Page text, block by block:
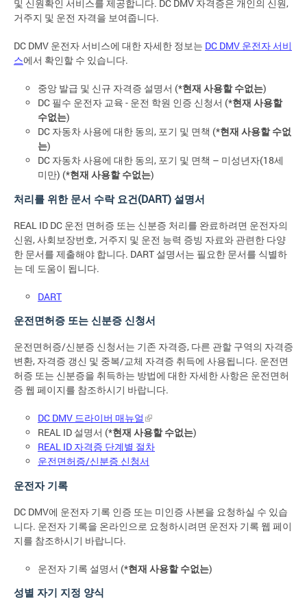
및 신원확인 서비스를 제공합니다. DC DMV 자격증은 개인의 신원,
거주지 및 운전 자격을 보여줍니다.
DC DMV 운전자 서비스에 대한 자세한 정보는 DC DMV 운전자 서비
스에서 확인할 수 있습니다.
중앙 발급 및 신규 자격증 설명서 (*현재 사용할 수없는)
DC 필수 운전자 교육 - 운전 학원 인증 신청서 (*현재 사용할
수없는)
DC 자동차 사용에 대한 동의, 포기 및 면책 (*현재 사용할 수없
는)
DC 자동차 사용에 대한 동의, 포기 및 면책 – 미성년자(18세
미만) (*현재 사용할 수없는)
처리를 위한 문서 수락 요건(DART) 설명서
REAL ID DC 운전 면허증 또는 신분증 처리를 완료하려면 운전자의
신원, 사회보장번호, 거주지 및 운전 능력 증빙 자료와 관련한 다양
한 문서를 제출해야 합니다. DART 설명서는 필요한 문서를 식별하
는 데 도움이 됩니다.
DART
운전면허증 또는 신분증 신청서
운전면허증/신분증 신청서는 기존 자격증, 다른 관할 구역의 자격증
변환, 자격증 갱신 및 중복/교체 자격증 취득에 사용됩니다. 운전면
허증 또는 신분증을 취득하는 방법에 대한 자세한 사항은 운전면허
증 웹 페이지를 참조하시기 바랍니다.
DC DMV 드라이버 매뉴얼
REAL ID 설명서 (*현재 사용할 수없는)
REAL ID 자격증 단계별 절차
운전면허증/신분증 신청서
운전자 기록
DC DMV에 운전자 기록 인증 또는 미인증 사본을 요청하실 수 있습
니다. 운전자 기록을 온라인으로 요청하시려면 운전자 기록 웹 페이
지를 참조하시기 바랍니다.
운전자 기록 설명서 (*현재 사용할 수없는)
성별 자기 지정 양식